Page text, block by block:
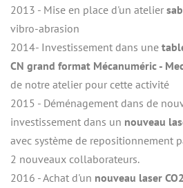
2013 - Mise en place d'un atelier
vibro-abrasion
2014- Investissement dans une
CN grand format Mécanuméric -
de notre atelier pour cette activité
2015 - Déménagement dans de
investissement dans un nouveau
avec système de repositionnement
2 nouveaux collaborateurs.
2016 - Achat d'un nouveau laser CO2